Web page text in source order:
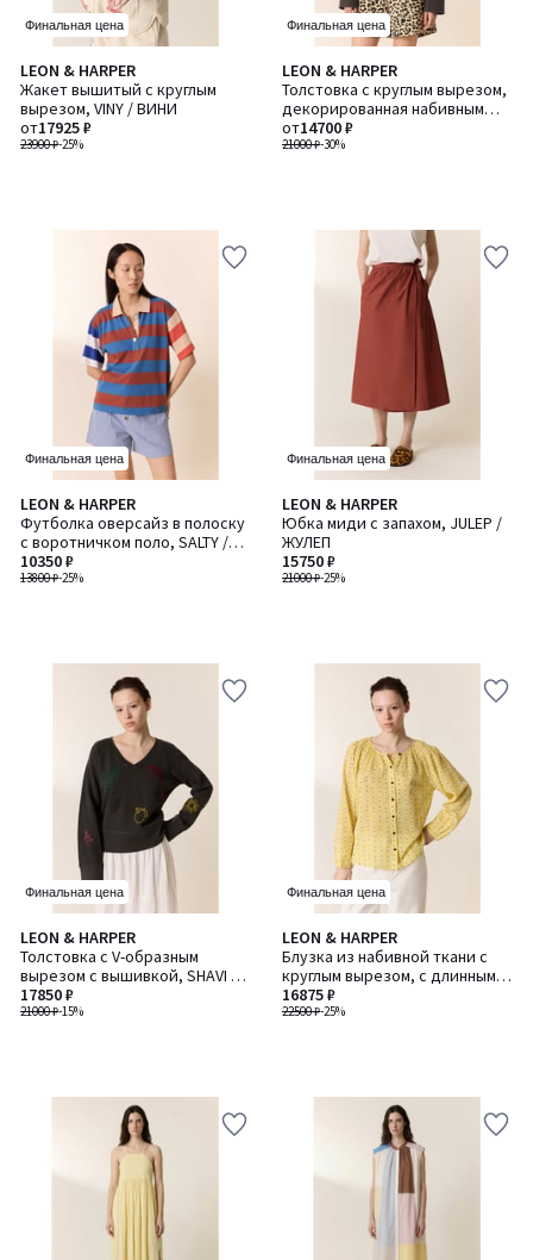
Финальная цена
LEON & HARPER
Жакет вышитый с круглым
вырезом, VINY / ВИНИ
23900 ₽-25%
от17925 ₽
Финальная цена
LEON & HARPER
Толстовка с круглым вырезом,
декорированная набивным
элементом и вышивкой,
SORBET / СОРБЕТ
21000 ₽-30%
от14700 ₽
Финальная цена
LEON & HARPER
Футболка оверсайз в полоску
с воротничком поло, SALTY /
САЛТИ
13800 ₽-25%
10350 ₽
Финальная цена
LEON & HARPER
Юбка миди с запахом, JULEP /
ЖУЛЕП
21000 ₽-25%
15750 ₽
Финальная цена
LEON & HARPER
Толстовка с V-образным
вырезом с вышивкой, SHAVI /
ШАВИ
21000 ₽-15%
17850 ₽
Финальная цена
LEON & HARPER
Блузка из набивной ткани с
круглым вырезом, с длинными
рукавами, CODY / КОДИ
22500 ₽-25%
16875 ₽